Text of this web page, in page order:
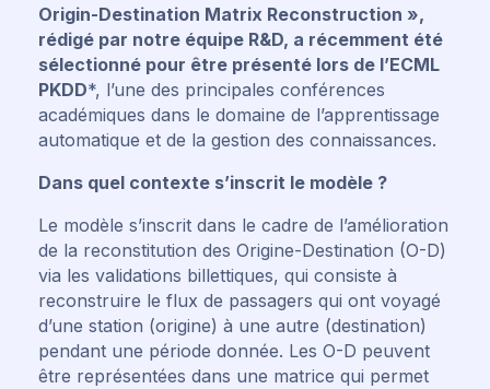
Origin-Destination Matrix Reconstruction »,
rédigé par notre équipe R&D, a récemment été
sélectionné pour être présenté lors de l’ECML
PKDD*, l’une des principales conférences
académiques dans le domaine de l’apprentissage
automatique et de la gestion des connaissances.
Dans quel contexte s’inscrit le modèle ?
Le modèle s’inscrit dans le cadre de l’amélioration
de la reconstitution des Origine-Destination (O-D)
via les validations billettiques, qui consiste à
reconstruire le flux de passagers qui ont voyagé
d’une station (origine) à une autre (destination)
pendant une période donnée. Les O-D peuvent
être représentées dans une matrice qui permet